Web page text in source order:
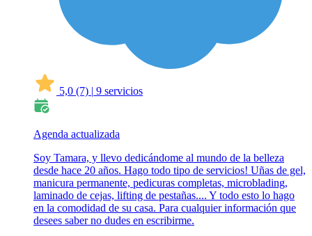
5,0 (7) | 9 servicios
Agenda actualizada
Soy Tamara, y llevo dedicándome al mundo de la belleza
desde hace 20 años. Hago todo tipo de servicios! Uñas de gel,
manicura permanente, pedicuras completas, microblading,
laminado de cejas, lifting de pestañas.... Y todo esto lo hago
en la comodidad de su casa. Para cualquier información que
desees saber no dudes en escribirme.